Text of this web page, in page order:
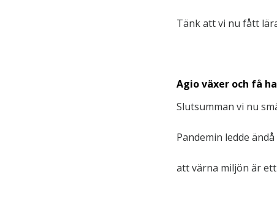
Tänk att vi nu fått
Agio växer och få
Slutsumman vi nu
Pandemin ledde
att värna miljön är